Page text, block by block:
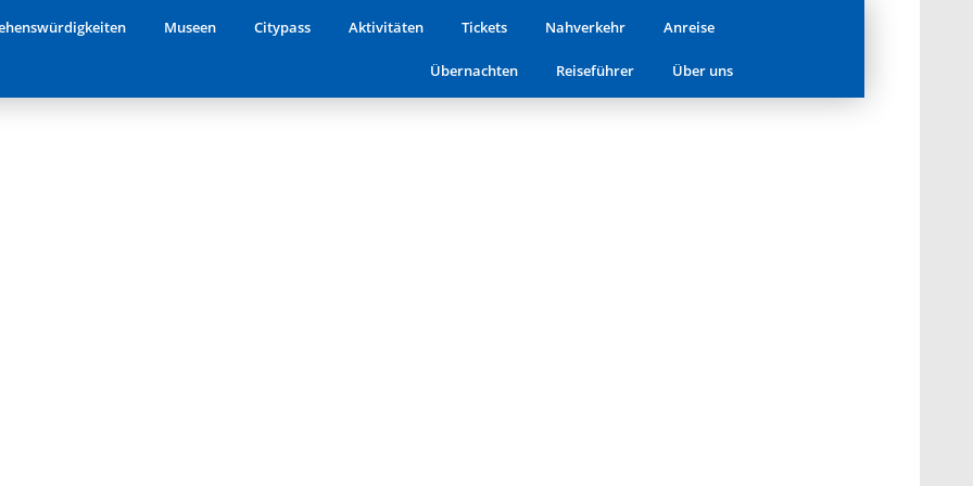
Museen Citypass Aktivitäten Tickets Nahverkehr Anreise
Übernachten Reiseführer Über uns
Tickets, Infos & Tipps zum Nobelmuseum